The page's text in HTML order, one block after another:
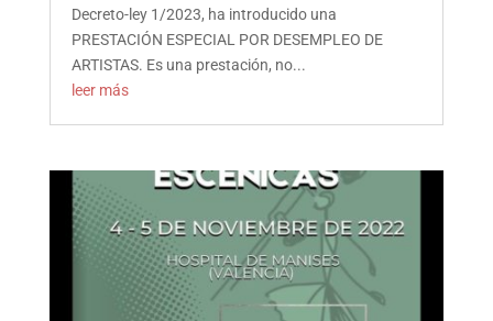
Decreto-ley 1/2023, ha introducido una
PRESTACIÓN ESPECIAL POR DESEMPLEO DE
ARTISTAS. Es una prestación, no...
leer más